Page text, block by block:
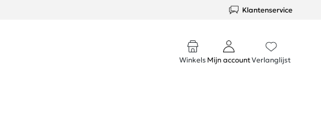
Klantenservice
Winkels Mijn accountVerlanglijst